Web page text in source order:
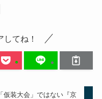
てね！
「仮装大会」ではない『京